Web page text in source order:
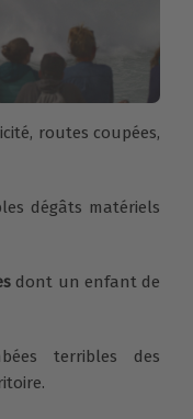
routes coupées,
dégâts matériels
dont un enfant de
terribles des